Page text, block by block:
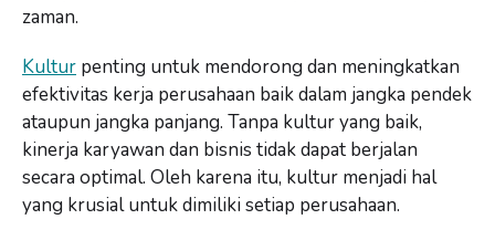
zaman.
Kultur penting untuk mendorong dan meningkatkan
efektivitas kerja perusahaan baik dalam jangka pendek
ataupun jangka panjang. Tanpa kultur yang baik,
kinerja karyawan dan bisnis tidak dapat berjalan
secara optimal. Oleh karena itu, kultur menjadi hal
yang krusial untuk dimiliki setiap perusahaan.